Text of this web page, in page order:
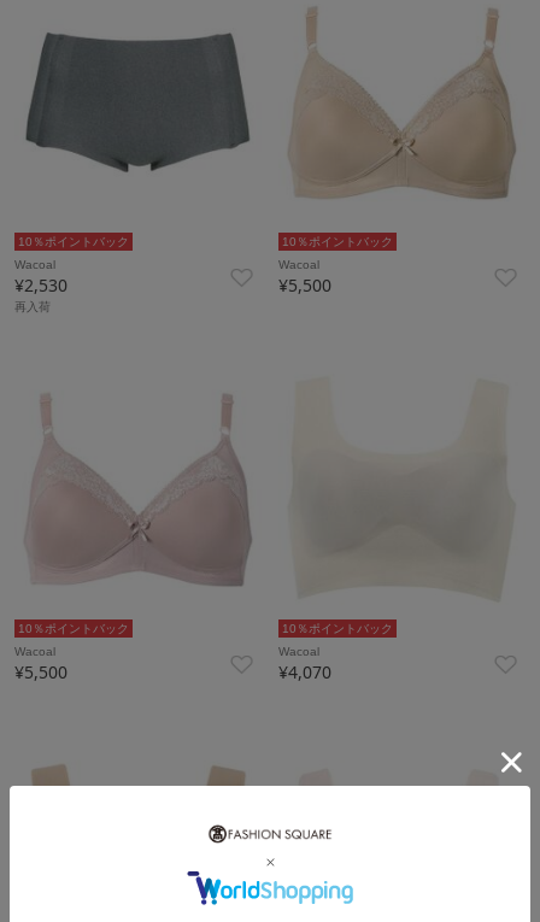
10％ポイントバック
Wacoal
¥2,530
再入荷
10％ポイントバック
Wacoal
¥5,500
10％ポイントバック
Wacoal
¥5,500
10％ポイントバック
Wacoal
¥4,070